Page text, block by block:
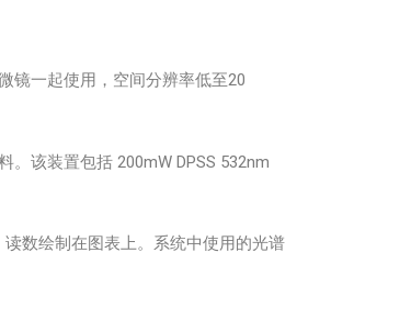
镜一起使用，空间分辨率低至20
该装置包括 200mW DPSS 532nm
数绘制在图表上。系统中使用的光谱